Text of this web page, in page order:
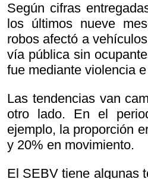
Según cifras
los últimos nueve
robos afectó a
vía pública sin
fue mediante violencia
Las tendencias van
otro lado. En el
ejemplo, la proporción
y 20% en movimiento.
El SEBV tiene algunas